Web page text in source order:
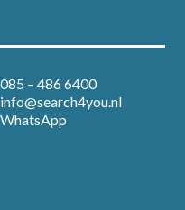
085 – 486 6400
info@search4you.nl
WhatsApp